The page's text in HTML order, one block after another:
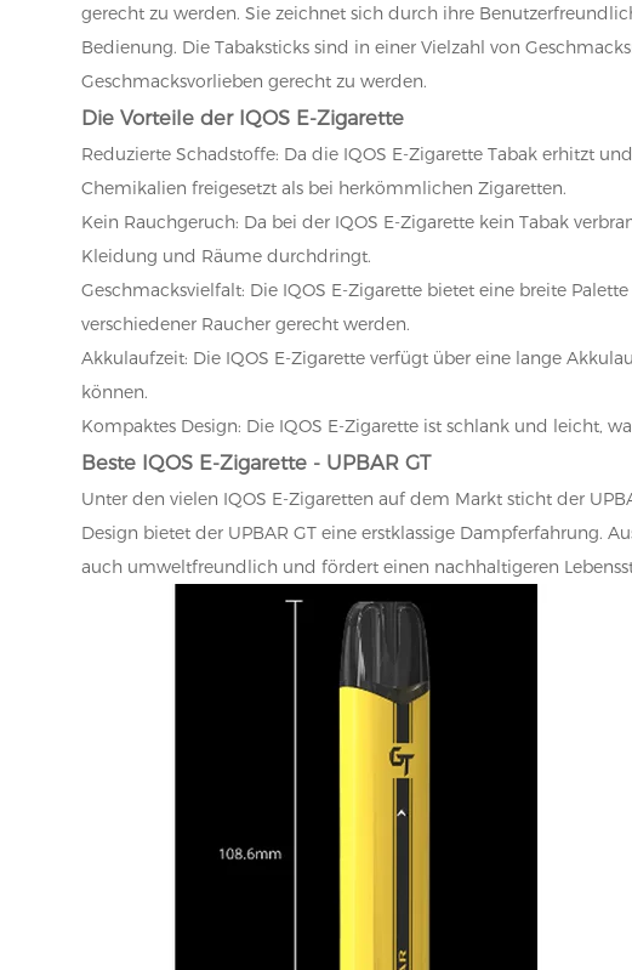
gerecht zu werden. Sie zeichnet sich durch ihre
Bedienung. Die Tabaksticks sind in einer Vielzahl von
Geschmacksvorlieben gerecht zu werden.
Die Vorteile der IQOS E-Zigarette
Reduzierte Schadstoffe: Da die IQOS E-Zigarette Tabak erhitzt
Chemikalien freigesetzt als bei herkömmlichen Zigaretten.
Kein Rauchgeruch: Da bei der IQOS E-Zigarette kein Tabak
Kleidung und Räume durchdringt.
Geschmacksvielfalt: Die IQOS E-Zigarette bietet eine breite
verschiedener Raucher gerecht werden.
Akkulaufzeit: Die IQOS E-Zigarette verfügt über eine lange
können.
Kompaktes Design: Die IQOS E-Zigarette ist schlank und leicht,
Beste IQOS E-Zigarette - UPBAR GT
Unter den vielen IQOS E-Zigaretten auf dem Markt sticht der
Design bietet der UPBAR GT eine erstklassige Dampferfahrung.
auch umweltfreundlich und fördert einen nachhaltigeren